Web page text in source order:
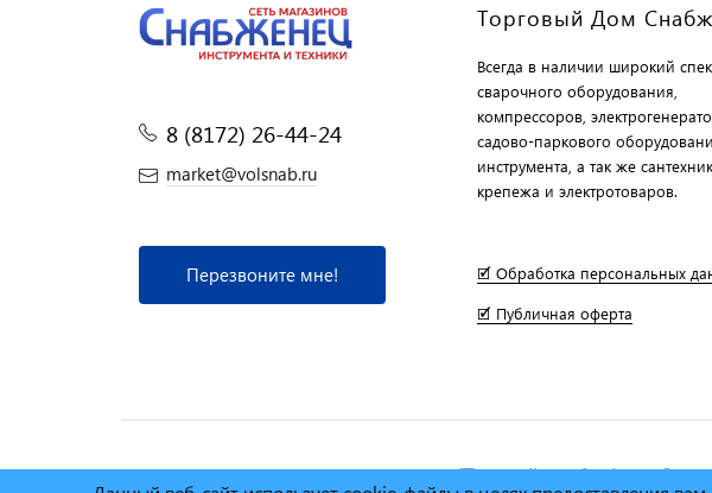
8 (8172) 26-44-24
market@volsnab.ru
Перезвоните мне!
Торговый Дом
Всегда в наличии широкий
сварочного оборудования,
компрессоров,
садово-паркового
инструмента, а так же
крепежа и электротоваров.
🗹 Обработка персональных
🗹 Публичная оферта
© Сеть магазинов инструмента и техники"Торговый дом Снабженец"